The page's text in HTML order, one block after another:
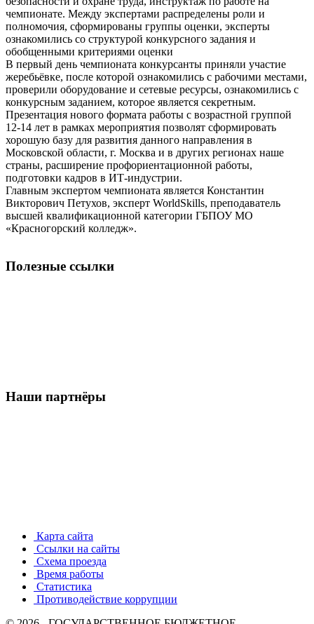
чемпионате. Между экспертами распределены роли и
полномочия, сформированы группы оценки, эксперты
ознакомились со структурой конкурсного задания и
обобщенными критериями оценки
В первый день чемпионата конкурсанты приняли участие
жеребьёвке, после которой ознакомились с рабочими местами,
проверили оборудование и сетевые ресурсы, ознакомились с
конкурсным заданием, которое является секретным.
Презентация нового формата работы с возрастной группой
12-14 лет в рамках мероприятия позволят сформировать
хорошую базу для развития данного направления в
Московской области, г. Москва и в других регионах наше
страны, расширение профориентационной работы,
подготовки кадров в ИТ-индустрии.
Главным экспертом чемпионата является Константин
Викторович Петухов, эксперт WorldSkills, преподаватель
высшей квалификационной категории ГБПОУ МО
«Красногорский колледж».
Полезные ссылки
Наши партнёры
Карта сайта
Ссылки на сайты
Схема проезда
Время работы
Статистика
Противодействие коррупции